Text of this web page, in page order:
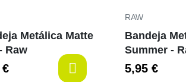
Metálica Matte
Raw
€ last-
RAW
Bandeja
Summer -
5,95 €